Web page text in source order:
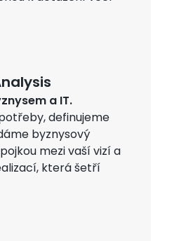
a IT.
definujeme
byznysový
mezi vaší vizí a
která šetří